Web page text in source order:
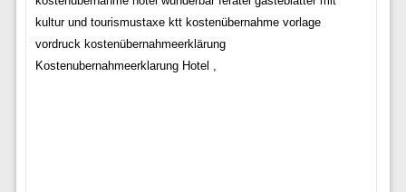
kultur und tourismustaxe ktt kostenübernahme vorlage
vordruck kostenübernahmeerklärung
Kostenubernahmeerklarung Hotel ,